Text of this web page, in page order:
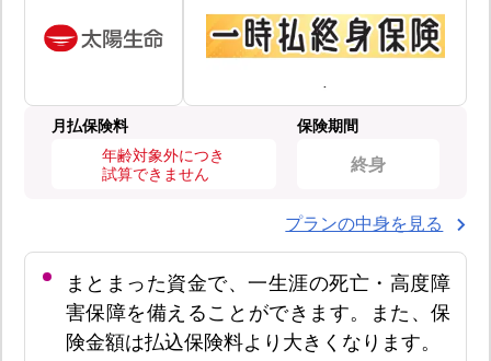
月払保険料
年齢対象外につき
試算できません
保険期間
終身
プランの中身を見る
まとまった資金で、一生涯の死亡・高度障
害保障を備えることができます。また、保
険金額は払込保険料より大きくなります。